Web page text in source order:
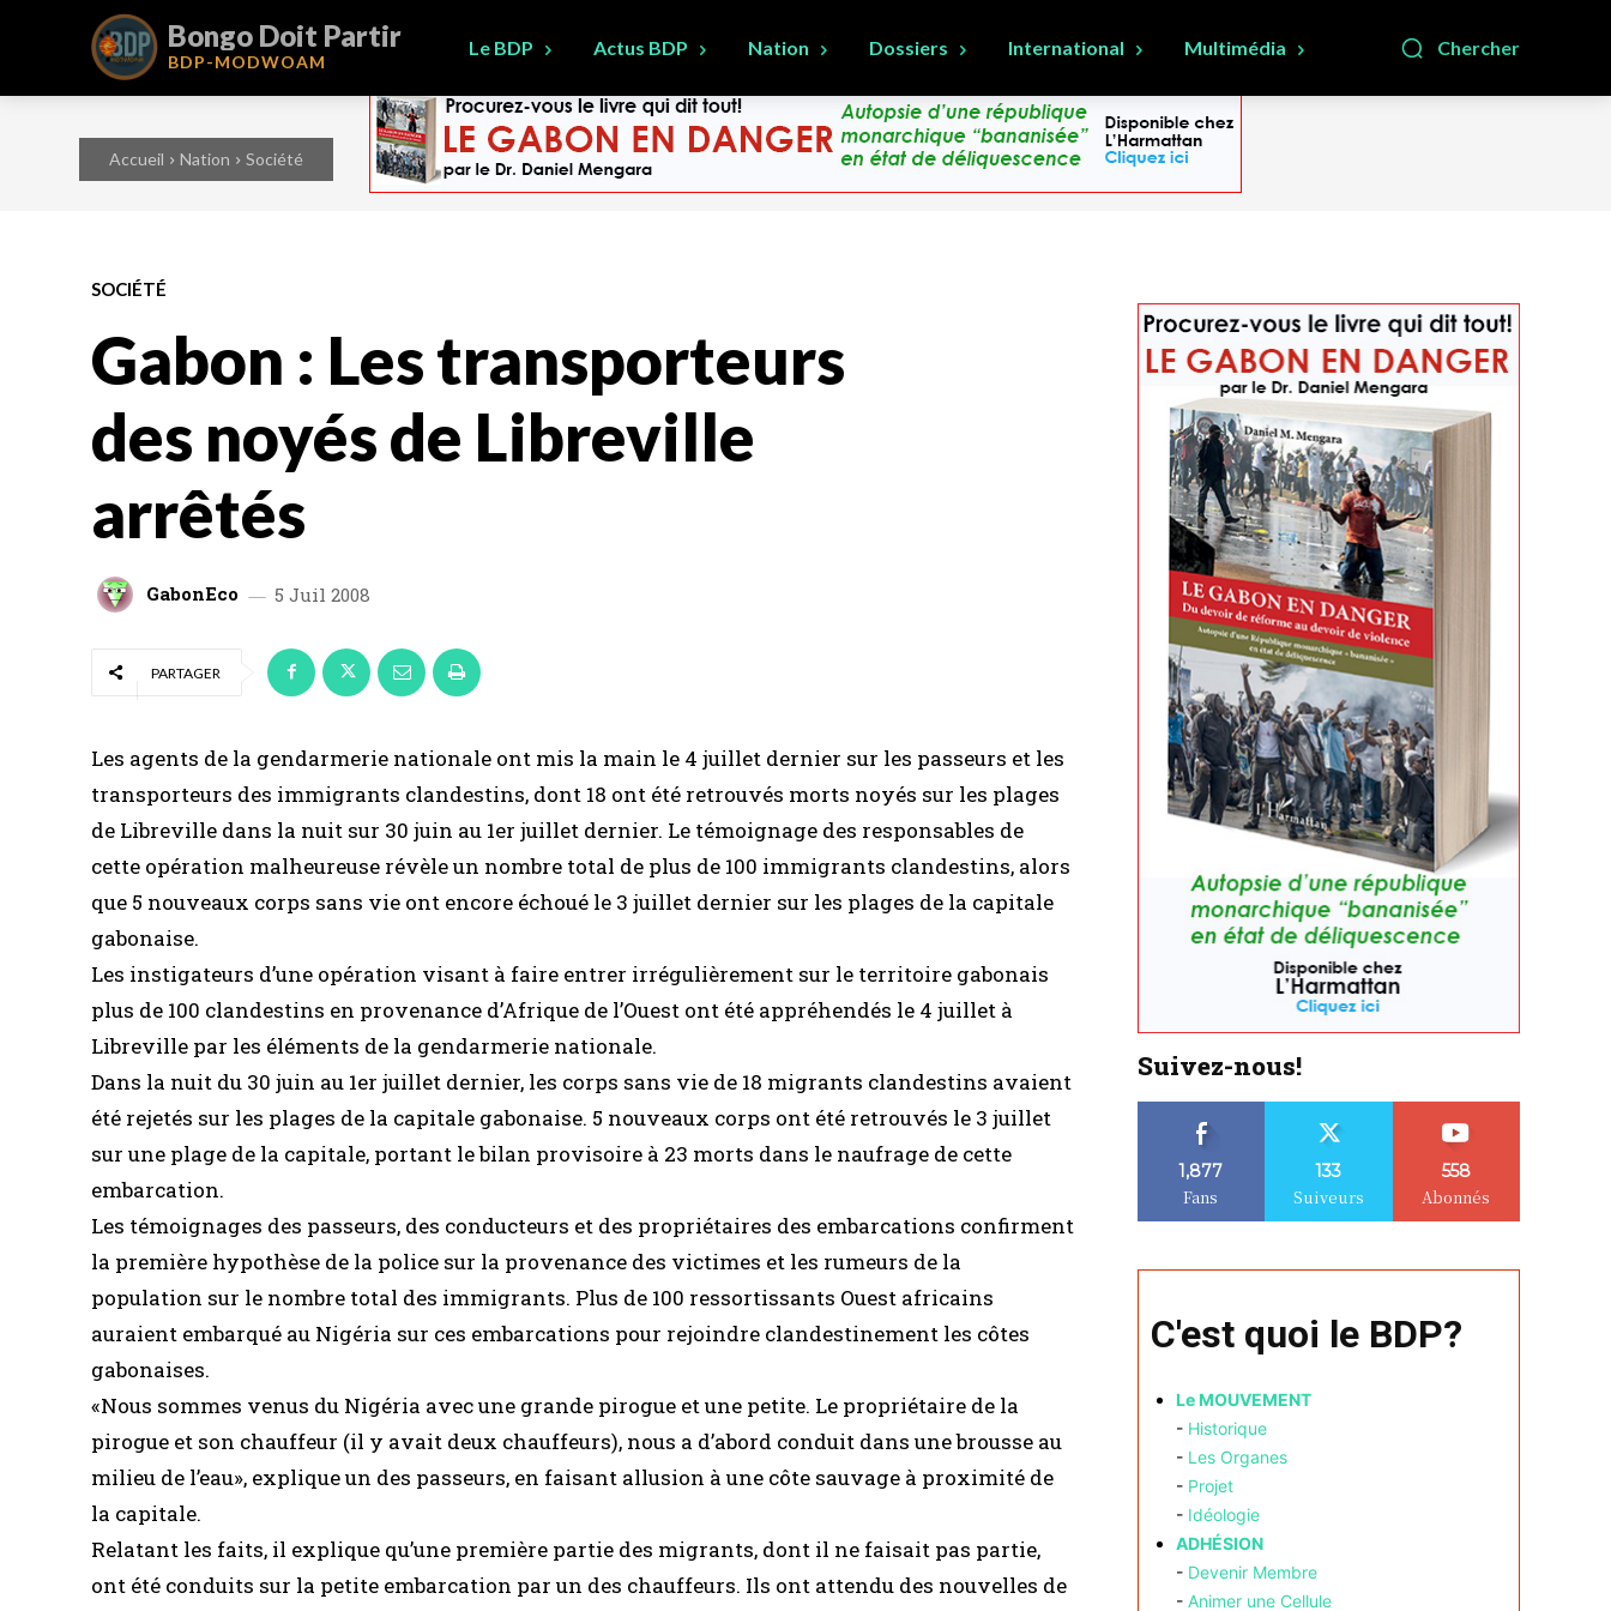
Bongo Doit Partir
BDP-MODWOAM
Chercher
Le BDP Actus BDP Nation Dossiers International Multimédia
Accueil Nation Société
SOCIÉTÉ
Gabon : Les transporteurs
des noyés de Libreville
arrêtés
GabonEco 5 Juil 2008
PARTAGER
Les agents de la gendarmerie nationale ont mis la main le 4 juillet dernier sur les passeurs et les
transporteurs des immigrants clandestins, dont 18 ont été retrouvés morts noyés sur les plages
de Libreville dans la nuit sur 30 juin au 1er juillet dernier. Le témoignage des responsables de
cette opération malheureuse révèle un nombre total de plus de 100 immigrants clandestins, alors
que 5 nouveaux corps sans vie ont encore échoué le 3 juillet dernier sur les plages de la capitale
gabonaise.
Les instigateurs d’une opération visant à faire entrer irrégulièrement sur le territoire gabonais
plus de 100 clandestins en provenance d’Afrique de l’Ouest ont été appréhendés le 4 juillet à
Libreville par les éléments de la gendarmerie nationale.
Dans la nuit du 30 juin au 1er juillet dernier, les corps sans vie de 18 migrants clandestins avaient
été rejetés sur les plages de la capitale gabonaise. 5 nouveaux corps ont été retrouvés le 3 juillet
sur une plage de la capitale, portant le bilan provisoire à 23 morts dans le naufrage de cette
embarcation.
Les témoignages des passeurs, des conducteurs et des propriétaires des embarcations confirment
la première hypothèse de la police sur la provenance des victimes et les rumeurs de la
population sur le nombre total des immigrants. Plus de 100 ressortissants Ouest africains
auraient embarqué au Nigéria sur ces embarcations pour rejoindre clandestinement les côtes
gabonaises.
«Nous sommes venus du Nigéria avec une grande pirogue et une petite. Le propriétaire de la
pirogue et son chauffeur (il y avait deux chauffeurs), nous a d’abord conduit dans une brousse au
milieu de l’eau», explique un des passeurs, en faisant allusion à une côte sauvage à proximité de
la capitale.
Relatant les faits, il explique qu’une première partie des migrants, dont il ne faisait pas partie,
ont été conduits sur la petite embarcation par un des chauffeurs. Ils ont attendu des nouvelles de
Suivez-nous!
1,877
Fans
133
Suiveurs
558
Abonnés
C'est quoi le BDP?
Le MOUVEMENT
- Historique
- Les Organes
- Projet
- Idéologie
ADHÉSION
- Devenir Membre
- Animer une Cellule